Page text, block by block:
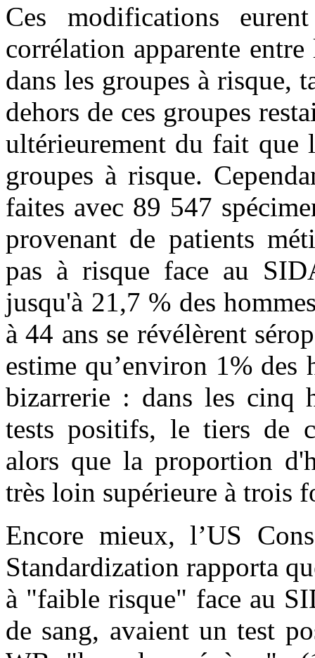
Ces modifications
corrélation apparente
dans les groupes à risque,
dehors de ces groupes
ultérieurement du fait que
groupes à risque.
faites avec 89 547
provenant de patients
pas à risque face au
jusqu'à 21,7 % des
à 44 ans se révélèrent
estime qu’environ 1% des
bizarrerie : dans les cinq
tests positifs, le tiers de
alors que la proportion
très loin supérieure à trois
Encore mieux, l’US
Standardization rapporta
à "faible risque" face au
de sang, avaient un test